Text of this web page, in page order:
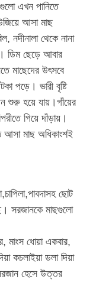
এখন পানিতে
আসা মাছ
নদীনালা থেকে নানা
ডিম ছেড়ে আবার
মাছেদের উৎসবে
পড়ে। ভারী বৃষ্টি
শুরু হয়ে যায়।গাঁয়ের
গিয়ে দাঁড়ায়।
আসা মাছ অধিকাংশই
ছোট
সরজানকে মাছগুলো
মাংস ধোয়া একবার,
কচলাইয়া ডলা দিয়া
হেসে উত্তর